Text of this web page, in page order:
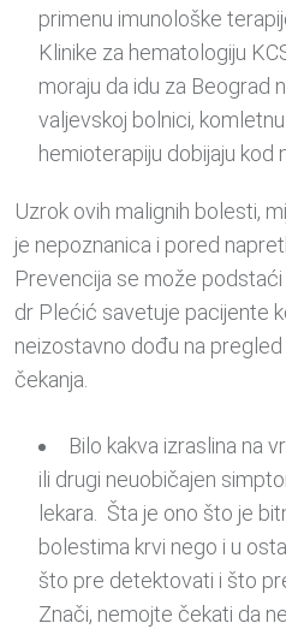
primenu imunološke
Klinike za hematologiju
moraju da idu za Beograd
valjevskoj bolnici,
hemioterapiju dobijaju kod
Uzrok ovih malignih bolesti,
je nepoznanica i pored
Prevencija se može
dr Plećić savetuje pacijente
neizostavno dođu na
čekanja.
Bilo kakva izraslina na
ili drugi neuobičajen
lekara. Šta je ono što je
bolestima krvi nego i u
što pre detektovati i što
Znači, nemojte čekati da